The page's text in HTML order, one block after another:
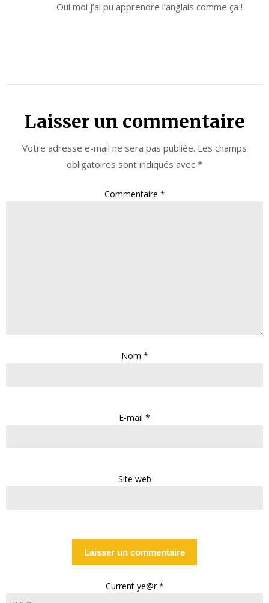
Oui moi j’ai pu apprendre l’anglais comme ça !
Laisser un commentaire
Votre adresse e-mail ne sera pas publiée. Les champs
obligatoires sont indiqués avec *
Commentaire *
Nom *
E-mail *
Site web
Current ye@r*